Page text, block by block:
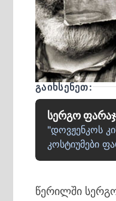
ᲒᲐᲘᲮᲡᲔᲜᲔᲗ:
სერგო
"დოვჟენკოს
კოსტიუმები
წერილში